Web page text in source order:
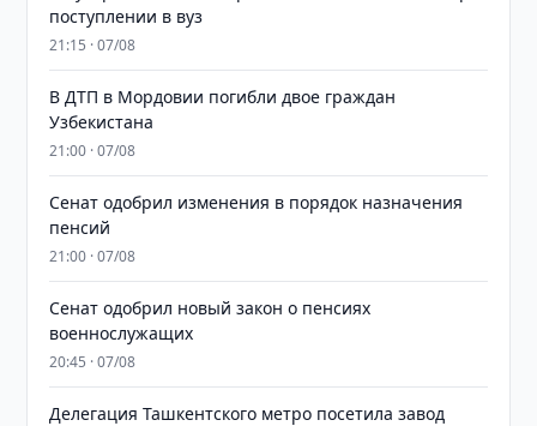
поступлении в вуз
21:15 · 07/08
В ДТП в Мордовии погибли двое граждан
Узбекистана
21:00 · 07/08
Сенат одобрил изменения в порядок назначения
пенсий
21:00 · 07/08
Сенат одобрил новый закон о пенсиях
военнослужащих
20:45 · 07/08
Делегация Ташкентского метро посетила завод